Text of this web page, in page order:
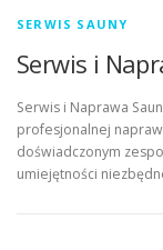
SERWIS SAUNY
Serwis i
Serwis i Naprawa
profesjonalnej
doświadczonym
umiejętności